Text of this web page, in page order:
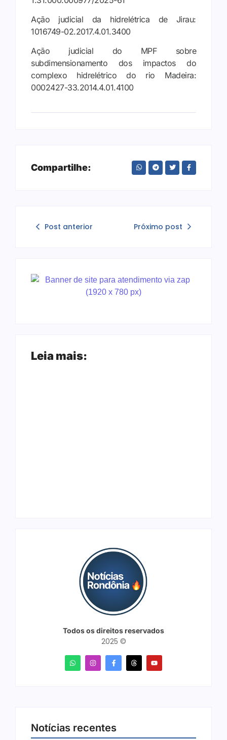
Ação judicial da hidrelétrica de Jirau:
1016749-02.2017.4.01.3400
Ação judicial do MPF sobre
subdimensionamento dos impactos do
complexo hidrelétrico do rio Madeira:
0002427-33.2014.4.01.4100
Compartilhe:
Post anterior Próximo post
Leia mais:
Todos os direitos reservados
2025 ©
Notícias recentes